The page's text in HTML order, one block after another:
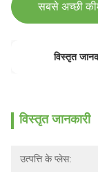
सबसे अच्छी
विस्तृत
विस्तृत जानकारी
उत्पत्ति के प्लेस: